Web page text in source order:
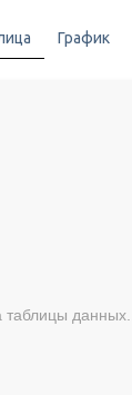
График
таблицы данных...